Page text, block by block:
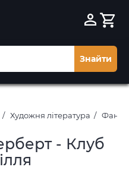
Знайти
Художня література
- Клуб